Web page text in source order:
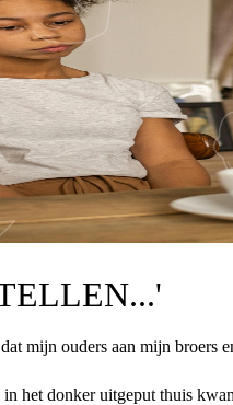
mijn ouders aan mijn broers
het donker uitgeput thuis